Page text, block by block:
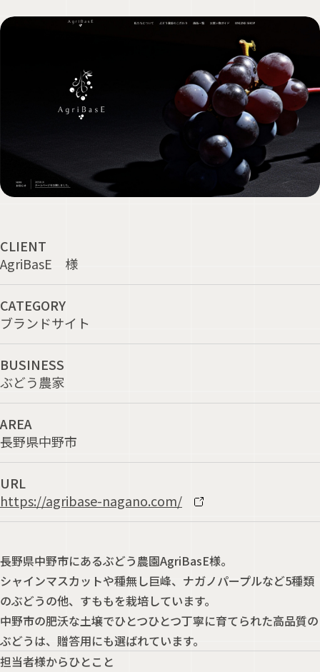
CLIENT
AgriBasE 様
CATEGORY
ブランドサイト
BUSINESS
ぶどう農家
AREA
長野県中野市
URL
https://agribase-nagano.com/
長野県中野市にあるぶどう農園AgriBasE様。
シャインマスカットや種無し巨峰、ナガノパープルなど5種類
のぶどうの他、すももを栽培しています。
中野市の肥沃な土壌でひとつひとつ丁寧に育てられた高品質の
ぶどうは、贈答用にも選ばれています。
担当者様からひとこと